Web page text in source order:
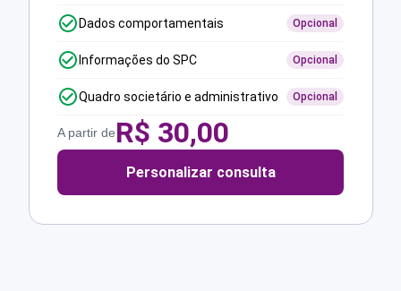
Dados comportamentais Opcional
Informações do SPC Opcional
Quadro societário e administrativo Opcional
A partir deR$ 30,00
Personalizar consulta